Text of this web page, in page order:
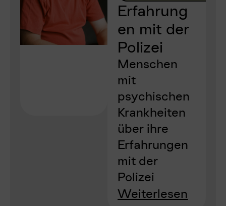
Erfahrung
en mit der
Polizei
Menschen
mit
psychischen
Krankheiten
über ihre
Erfahrungen
mit der
Polizei
Weiterlesen